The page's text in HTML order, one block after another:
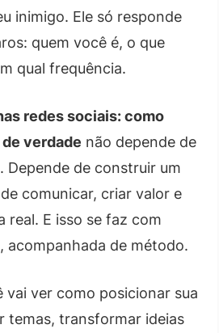
inimigo. Ele só responde
quem você é, o que
qual frequência.
redes sociais: como
verdade não depende de
Depende de construir um
comunicar, criar valor e
real. E isso se faz com
acompanhada de método.
vai ver como posicionar sua
temas, transformar ideias